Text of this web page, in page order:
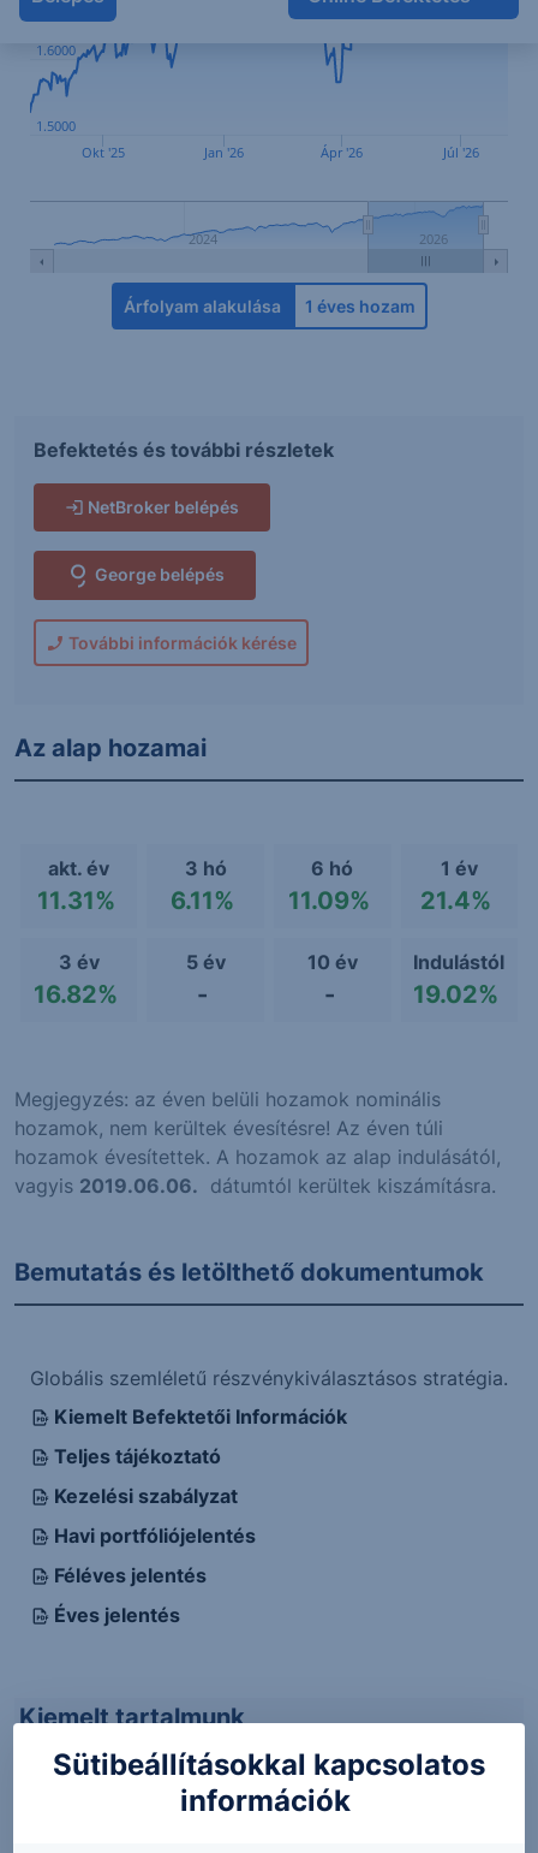
Okt '25 Jan '26 Ápr '26 Júl '26
2024 2026
1.5000
1.6000
Árfolyam alakulása 1 éves hozam
Befektetés és további részletek
NetBroker belépés
George belépés
További információk kérése
Az alap hozamai
akt. év
11.31%
3 hó
6.11%
6 hó
11.09%
1 év
21.4%
3 év
16.82%
5 év
-
10 év
-
Indulástól
19.02%
Megjegyzés: az éven belüli hozamok nominális
hozamok, nem kerültek évesítésre! Az éven túli
hozamok évesítettek. A hozamok az alap indulásától,
vagyis 2019.06.06. dátumtól kerültek kiszámításra.
Bemutatás és letölthető dokumentumok
Globális szemléletű részvénykiválasztásos stratégia.
Kiemelt Befektetői Információk
Teljes tájékoztató
Kezelési szabályzat
Havi portfóliójelentés
Féléves jelentés
Éves jelentés
Kiemelt tartalmunk
Sütibeállításokkal kapcsolatos
információk